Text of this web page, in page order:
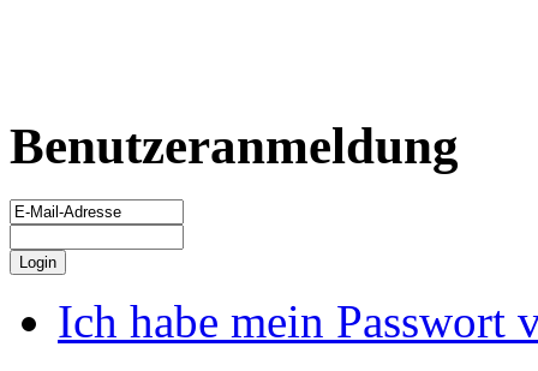
Benutzeranmeldung
Ich habe mein Passwort